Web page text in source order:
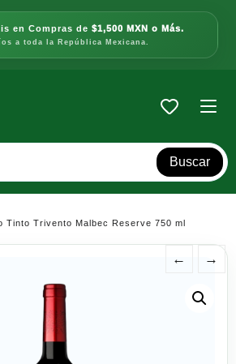
en Compras de $1,500 MXN o Más.
a toda la República Mexicana.
Buscar
Tinto Trivento Malbec Reserve 750 ml
← →